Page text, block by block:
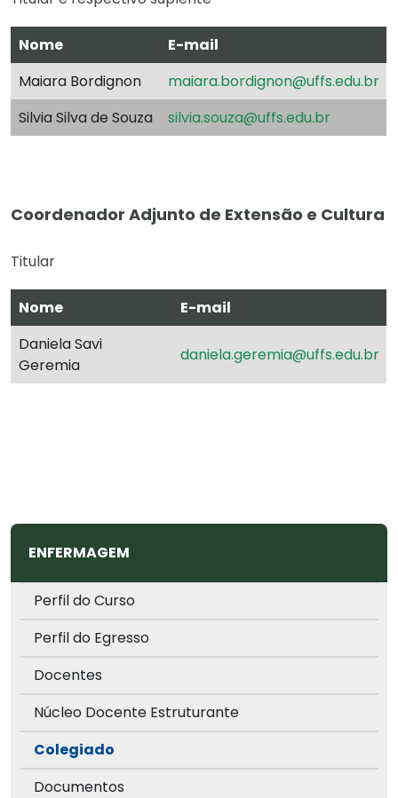
Nome
E-mail
Maiara Bordignon
maiara.bordignon@uffs.edu.br
Silvia Silva de Souza
silvia.souza@uffs.edu.br
Coordenador Adjunto de Extensão e Cultura
Titular
Nome
E-mail
Daniela Savi
Geremia
daniela.geremia@uffs.edu.br
ENFERMAGEM
Perfil do Curso
Perfil do Egresso
Docentes
Núcleo Docente Estruturante
Colegiado
Documentos